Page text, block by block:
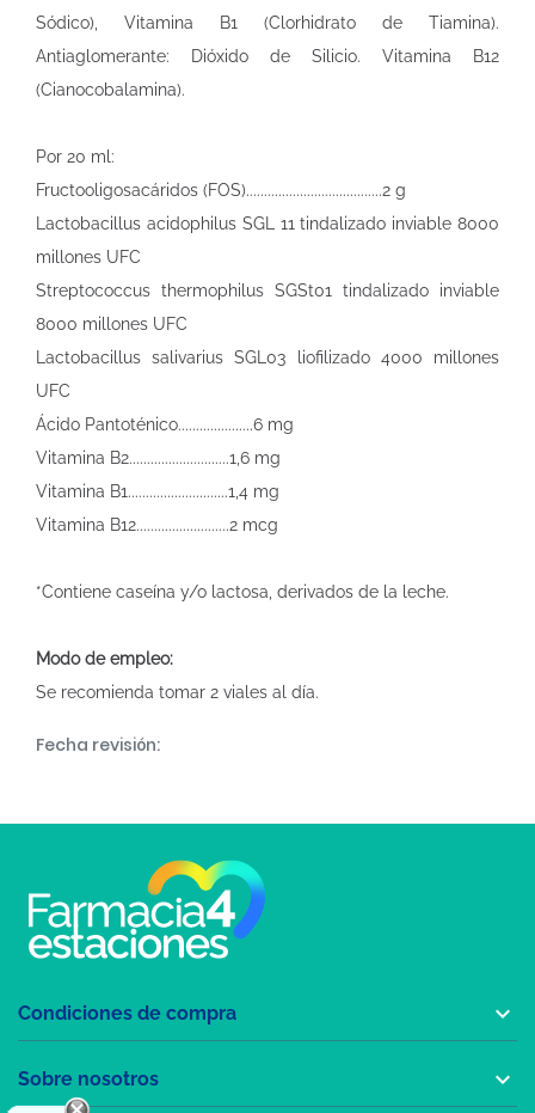
Sódico), Vitamina B1 (Clorhidrato de Tiamina).
Antiaglomerante: Dióxido de Silicio. Vitamina B12
(Cianocobalamina).
Por 20 ml:
Fructooligosacáridos (FOS)......................................2 g
Lactobacillus acidophilus SGL 11 tindalizado inviable 8000
millones UFC
Streptococcus thermophilus SGSt01 tindalizado inviable
8000 millones UFC
Lactobacillus salivarius SGL03 liofilizado 4000 millones
UFC
Ácido Pantoténico.....................6 mg
Vitamina B2............................1,6 mg
Vitamina B1............................1,4 mg
Vitamina B12..........................2 mcg
*Contiene caseína y/o lactosa, derivados de la leche.
Modo de empleo:
Se recomienda tomar 2 viales al día.
Fecha revisión:
Condiciones de compra 
Sobre nosotros 